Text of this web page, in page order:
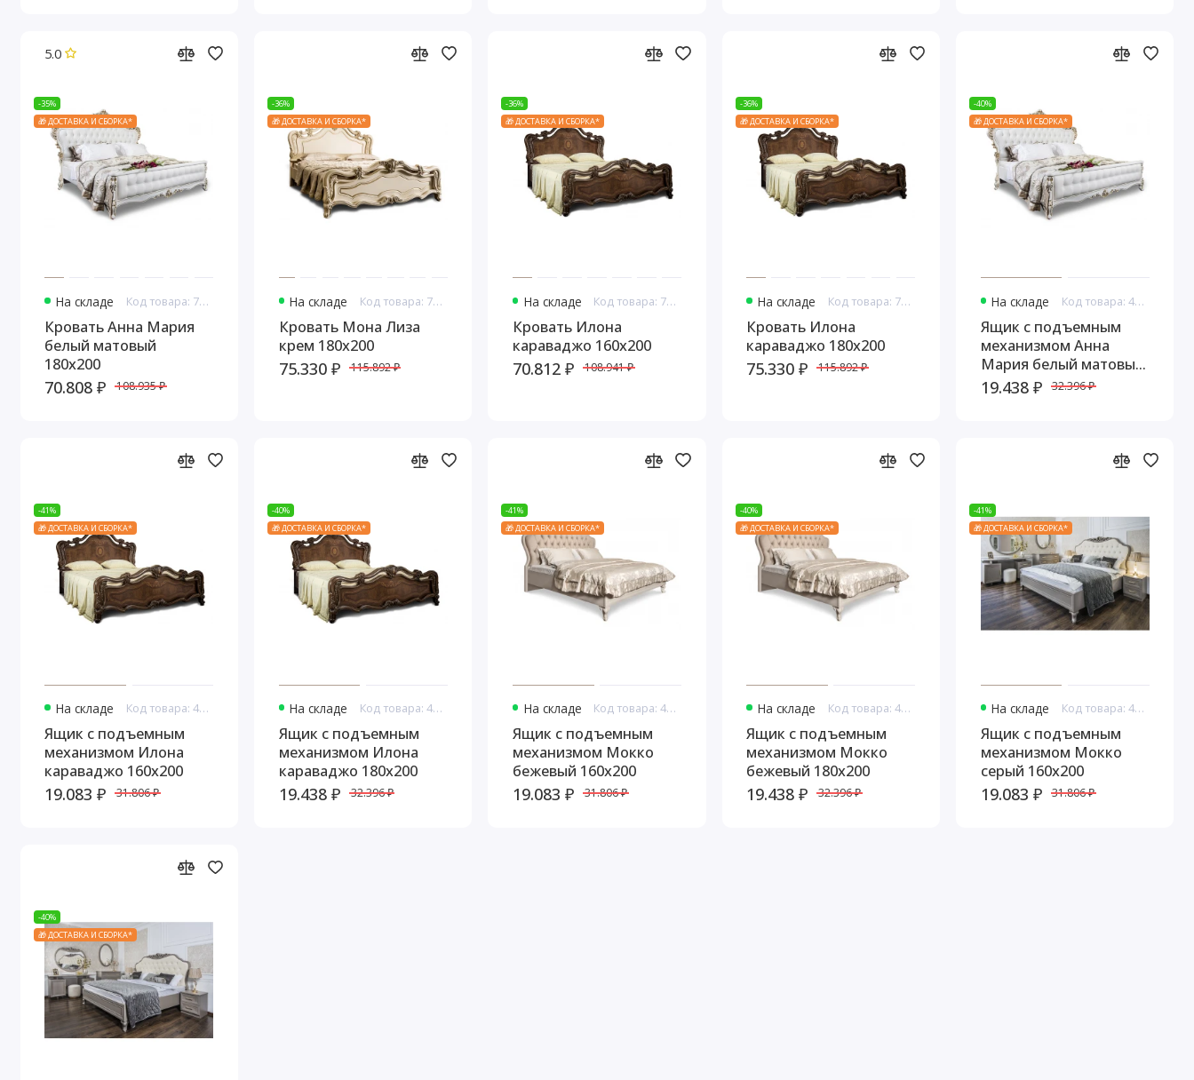
5.0
-35%
🎁 ДОСТАВКА И СБОРКА*
На складе Код товара: 7680
Кровать Анна Мария
белый матовый
180х200
70.808 ₽ 108.935 ₽
-36%
🎁 ДОСТАВКА И СБОРКА*
На складе Код товара: 7687
Кровать Мона Лиза
крем 180х200
75.330 ₽ 115.892 ₽
-36%
🎁 ДОСТАВКА И СБОРКА*
На складе Код товара: 7689
Кровать Илона
караваджо 160х200
70.812 ₽ 108.941 ₽
-36%
🎁 ДОСТАВКА И СБОРКА*
На складе Код товара: 7690
Кровать Илона
караваджо 180х200
75.330 ₽ 115.892 ₽
-40%
🎁 ДОСТАВКА И СБОРКА*
На складе Код товара: 44917
Ящик с подъемным
механизмом Анна
Мария белый матовый
180х200
19.438 ₽ 32.396 ₽
-41%
🎁 ДОСТАВКА И СБОРКА*
На складе Код товара: 44931
Ящик с подъемным
механизмом Илона
караваджо 160х200
19.083 ₽ 31.806 ₽
-40%
🎁 ДОСТАВКА И СБОРКА*
На складе Код товара: 44932
Ящик с подъемным
механизмом Илона
караваджо 180х200
19.438 ₽ 32.396 ₽
-41%
🎁 ДОСТАВКА И СБОРКА*
На складе Код товара: 44941
Ящик с подъемным
механизмом Мокко
бежевый 160х200
19.083 ₽ 31.806 ₽
-40%
🎁 ДОСТАВКА И СБОРКА*
На складе Код товара: 44942
Ящик с подъемным
механизмом Мокко
бежевый 180х200
19.438 ₽ 32.396 ₽
-41%
🎁 ДОСТАВКА И СБОРКА*
На складе Код товара: 44943
Ящик с подъемным
механизмом Мокко
серый 160х200
19.083 ₽ 31.806 ₽
-40%
🎁 ДОСТАВКА И СБОРКА*